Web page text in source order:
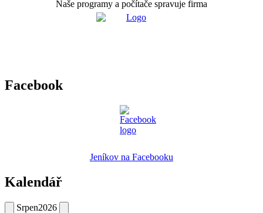
Naše programy a počítače spravuje firma
Facebook
Jeníkov na Facebooku
Kalendář
Srpen2026